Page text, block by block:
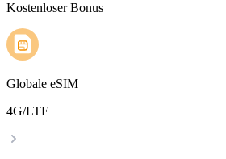
Kostenloser Bonus
Globale eSIM
4G/LTE